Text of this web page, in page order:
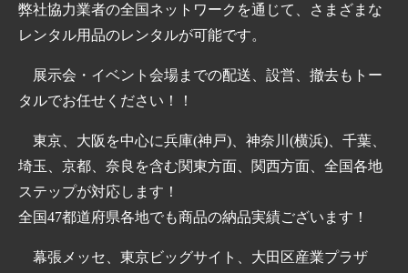
弊社協力業者の全国ネットワークを通じて、さまざまな
レンタル用品のレンタルが可能です。
展示会・イベント会場までの配送、設営、撤去もトー
タルでお任せください！！
東京、大阪を中心に兵庫(神戸)、神奈川(横浜)、千葉、
埼玉、京都、奈良を含む関東方面、関西方面、全国各地
ステップが対応します！
全国47都道府県各地でも商品の納品実績ございます！
幕張メッセ、東京ビッグサイト、大田区産業プラザ